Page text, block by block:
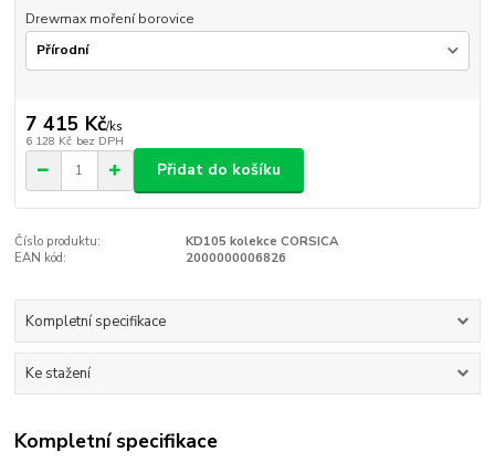
Drewmax moření borovice
7 415 Kč/ks
6 128 Kč bez DPH
Přidat do košíku
Číslo produktu:
KD105 kolekce CORSICA
EAN kód:
2000000006826
Kompletní specifikace
Ke stažení
Kompletní specifikace